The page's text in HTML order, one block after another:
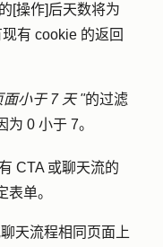
[操作]后天数将为
有 cookie 的返回
面小于 7 天 "的过滤
0 小于 7。
CTA 或聊天流的
表单。
天流程相同页面上